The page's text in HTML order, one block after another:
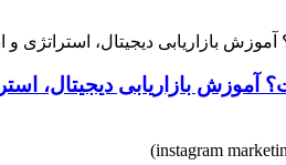
آموزش بازاریابی دیجیتال،